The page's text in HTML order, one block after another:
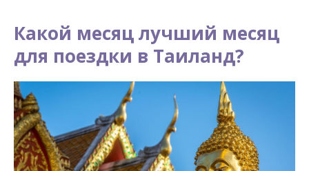
Какой месяц лучший месяц
для поездки в Таиланд?